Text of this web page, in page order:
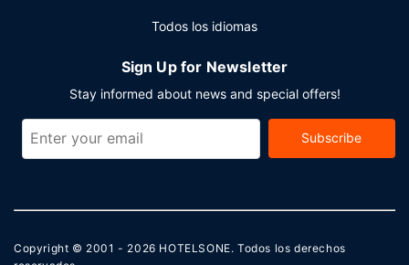
Todos los idiomas
Sign Up for Newsletter
Stay informed about news and special offers!
Subscribe
Copyright © 2001 - 2026 HOTELSONE. Todos los derechos